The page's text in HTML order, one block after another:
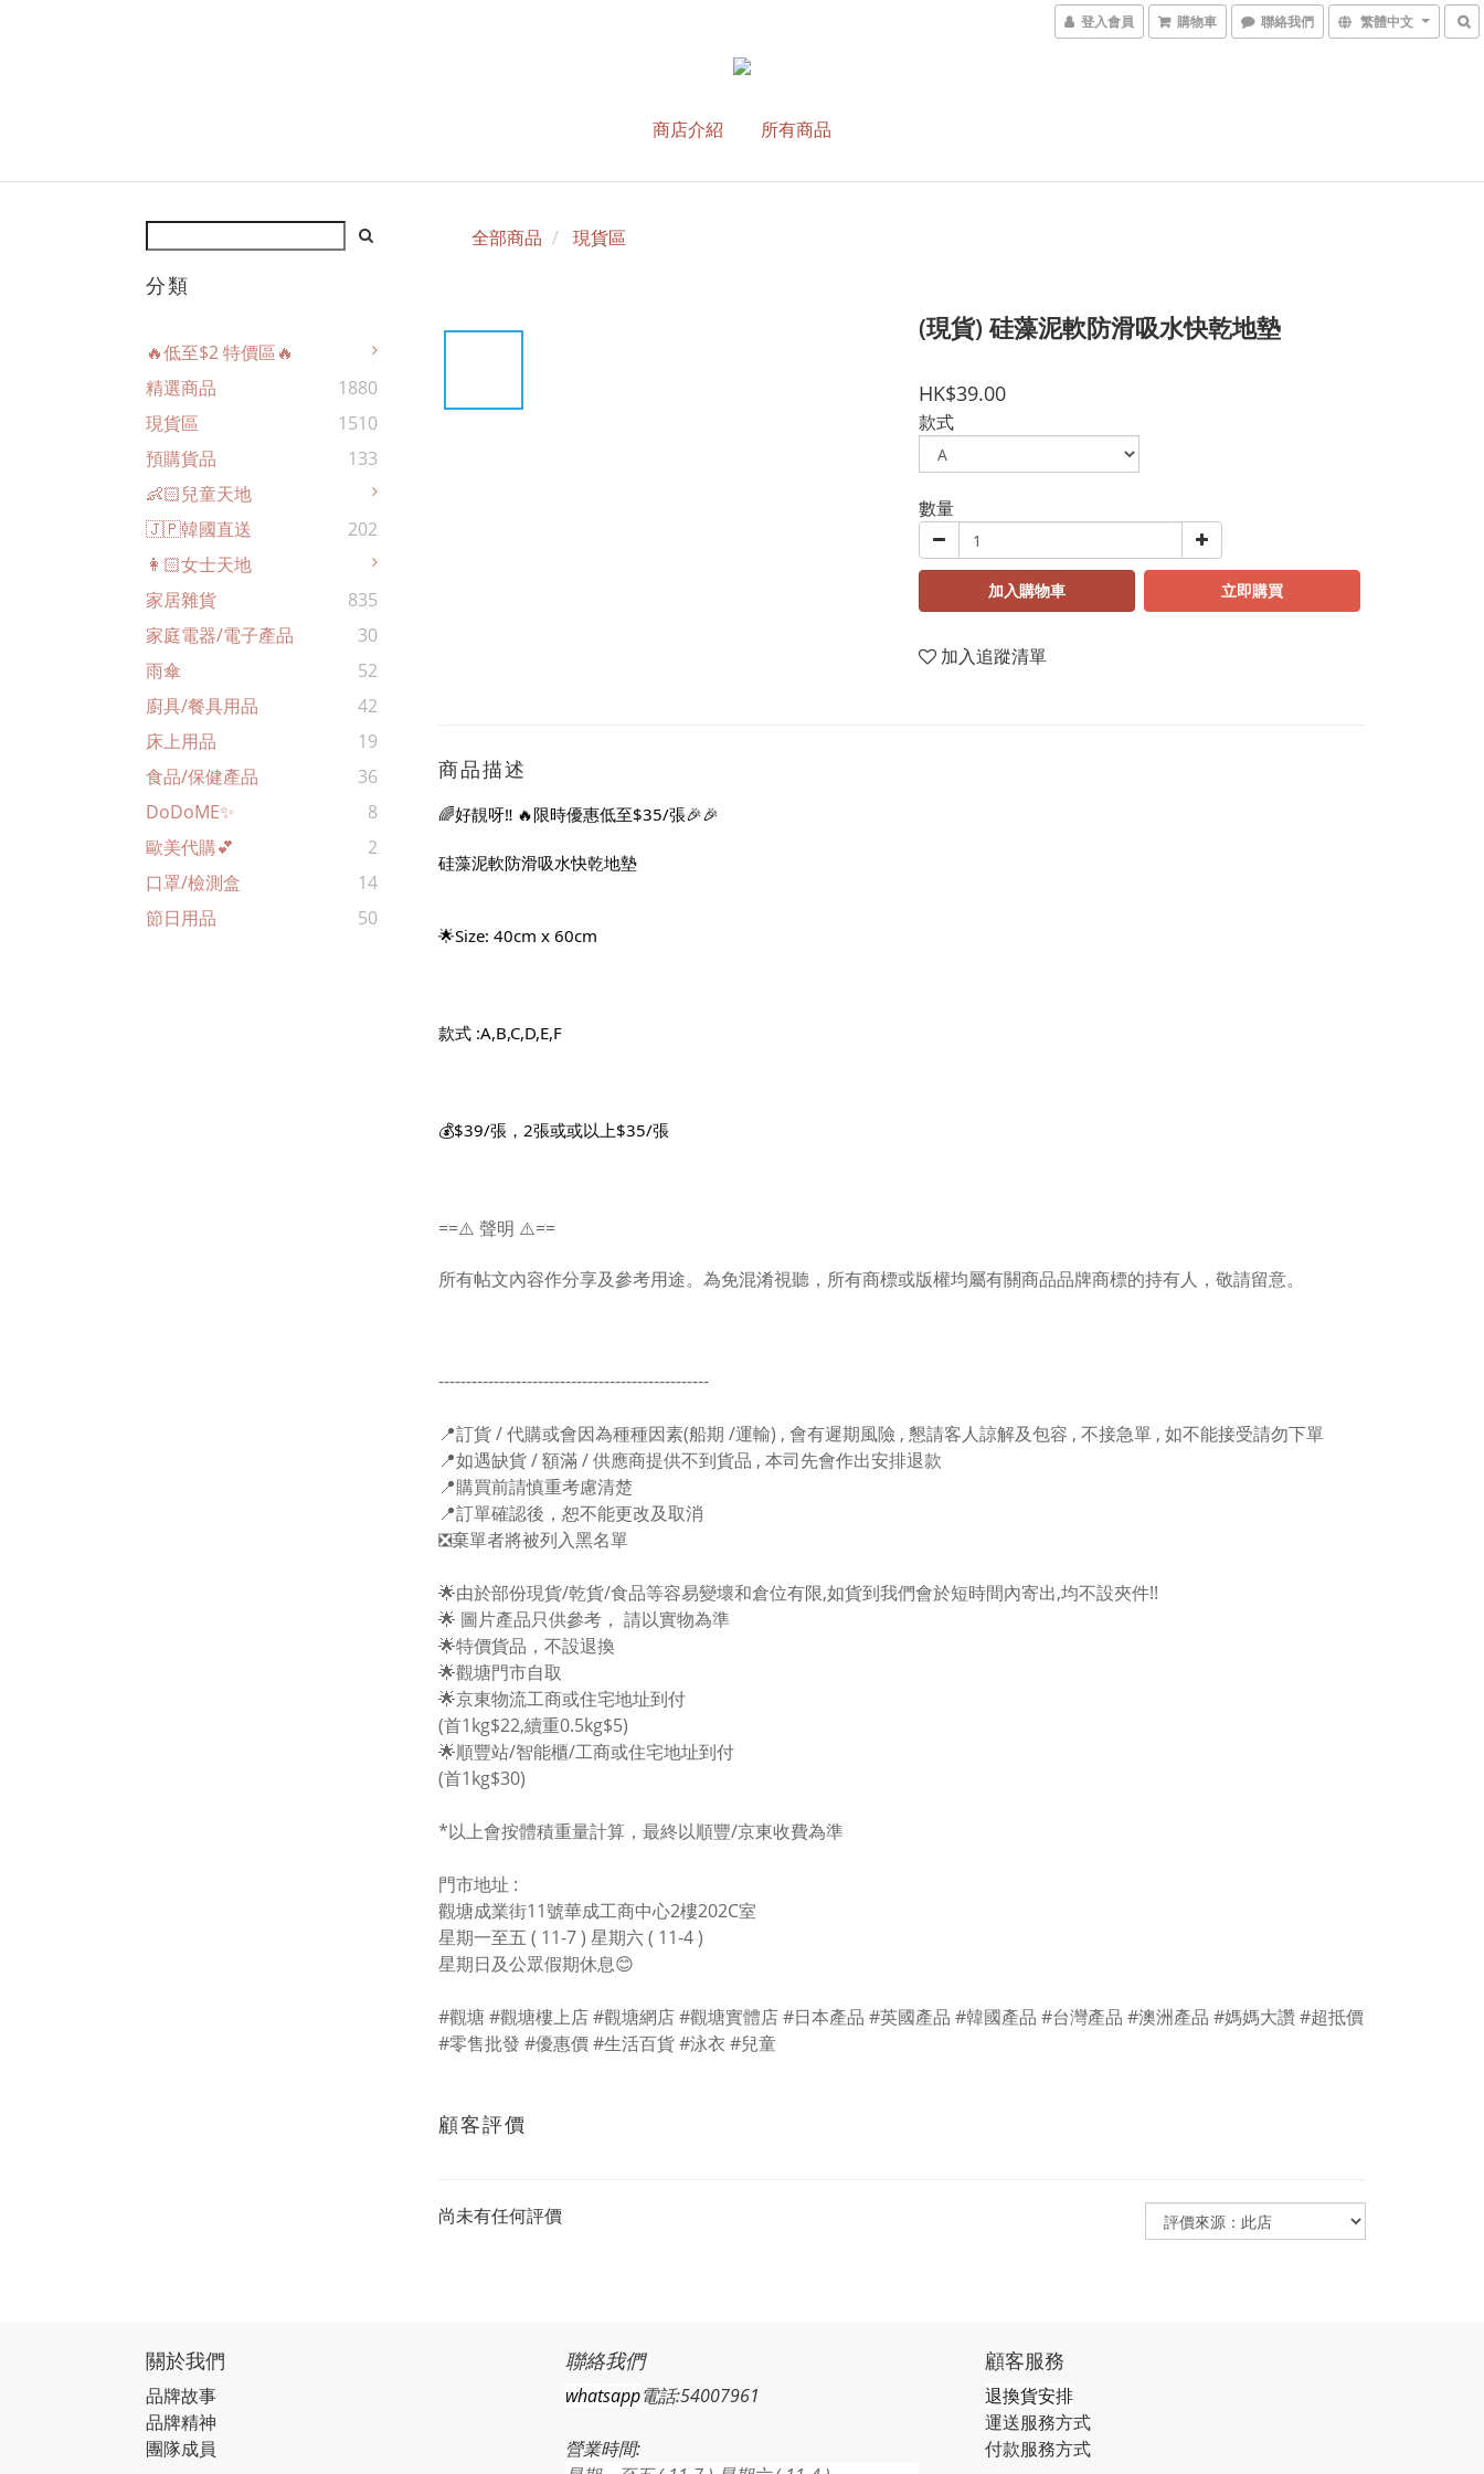
登入會員 購物車 聯絡我們 繁體中文
商店介紹 所有商品
分類
🔥低至$2 特價區🔥
精選商品
1880
現貨區
1510
預購貨品
133
👶🏻兒童天地
🇯🇵韓國直送
202
👩🏻女士天地
家居雜貨
835
家庭電器/電子產品
30
雨傘
52
廚具/餐具用品
42
床上用品
19
食品/保健產品
36
DoDoME✨
8
歐美代購💕
2
口罩/檢測盒
14
節日用品
50
全部商品 現貨區
(現貨) 硅藻泥軟防滑吸水快乾地墊
HK$39.00
款式
數量
加入購物車 立即購買
加入追蹤清單
商品描述
🌈好靚呀‼️ 🔥限時優惠低至$35/張🎉🎉
硅藻泥軟防滑吸水快乾地墊
🌟Size: 40cm x 60cm
款式 :A,B,C,D,E,F
💰$39/張，2張或或以上$35/張
==⚠️ 聲明 ⚠️==
所有帖文內容作分享及參考用途。為免混淆視聽，所有商標或版權均屬有關商品品牌商標的持有人，敬請留意。
-------------------------------------------------
📍訂貨 / 代購或會因為種種因素(船期 /運輸) , 會有遲期風險 , 懇請客人諒解及包容 , 不接急單 , 如不能接受請勿下單
📍如遇缺貨 / 額滿 / 供應商提供不到貨品 , 本司先會作出安排退款
📍購買前請慎重考慮清楚
📍訂單確認後，恕不能更改及取消
❎棄單者將被列入黑名單
🌟由於部份現貨/乾貨/食品等容易變壞和倉位有限,如貨到我們會於短時間內寄出,均不設夾件!!
🌟 圖片產品只供參考， 請以實物為準
🌟特價貨品，不設退換
🌟觀塘門市自取
🌟京東物流工商或住宅地址到付
(首1kg$22,續重0.5kg$5)
🌟順豐站/智能櫃/工商或住宅地址到付
(首1kg$30)
*以上會按體積重量計算，最終以順豐/京東收費為準
門市地址 :
觀塘成業街11號華成工商中心2樓202C室
星期一至五 ( 11-7 ) 星期六 ( 11-4 )
星期日及公眾假期休息😊
#觀塘 #觀塘樓上店 #觀塘網店 #觀塘實體店 #日本產品 #英國產品 #韓國產品 #台灣產品 #澳洲產品 #媽媽大讚 #超抵價
#零售批發 #優惠價 #生活百貨 #泳衣 #兒童
顧客評價
尚未有任何評價
關於我們
品牌故事
品牌精神
團隊成員
聯絡我們
whatsapp電話:54007961
營業時間:
顧客服務
退換貨安排
運送服務方式
付款服務方式​​​